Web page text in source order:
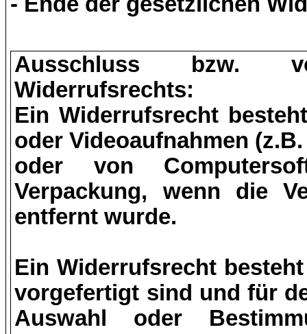
Ausschluss bzw.
Widerrufsrechts:
Ein Widerrufsrecht
oder Videoaufnahmen
oder von
Verpackung, wenn die
entfernt wurde.
Ein Widerrufsrecht
vorgefertigt sind und für
Auswahl oder